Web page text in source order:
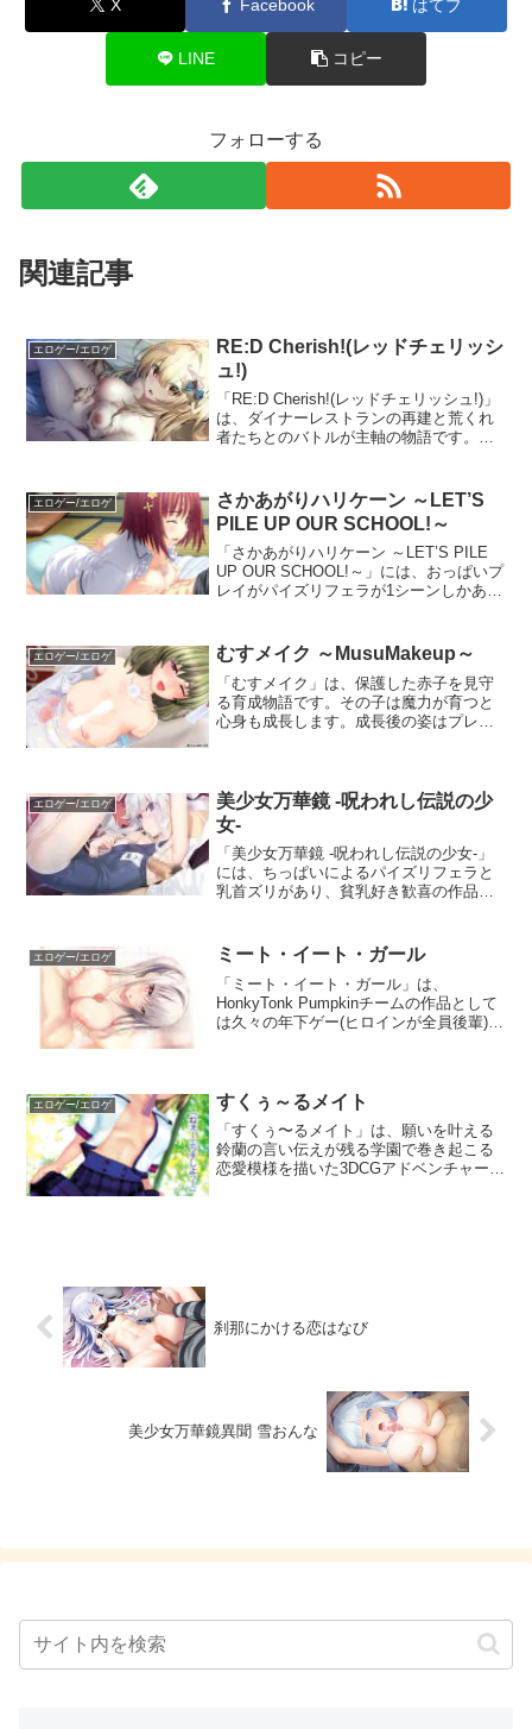
X Facebook はてブ
LINE コピー
フォローする
関連記事
エロゲー/エロゲ
RE:D Cherish!(レッドチェリッシ
ュ!)
「RE:D Cherish!(レッドチェリッシュ!)」
は、ダイナーレストランの再建と荒くれ
者たちとのバトルが主軸の物語です。過
戯で乳揉みしているシーンがあります。
エロゲー/エロゲ
さかあがりハリケーン ～LET’S
PILE UP OUR SCHOOL!～
「さかあがりハリケーン ～LET’S PILE
UP OUR SCHOOL!～」には、おっぱいプ
レイがパイズリフェラが1シーンしかあり
好評なのでそれを目当てにすると良いで
しょう。興味のある方は、終売前に確保
しておきましょう。
エロゲー/エロゲ むすメイク ～MusuMakeup～
「むすメイク」は、保護した赤子を見守
る育成物語です。その子は魔力が育つと
心身も成長します。成長後の姿はプレイ
ので、購入はお早めに！
エロゲー/エロゲ
美少女万華鏡 -呪われし伝説の少
女-
「美少女万華鏡 -呪われし伝説の少女-」
には、ちっぱいによるパイズリフェラと
乳首ズリがあり、貧乳好き歓喜の作品で
す！他のシーンも濃厚なので、巨乳好き
でも一度プレイしてみてほしい作品で
す。
エロゲー/エロゲ ミート・イート・ガール
「ミート・イート・ガール」は、
HonkyTonk Pumpkinチームの作品として
は久々の年下ゲー(ヒロインが全員後輩)で
どうぞ。
エロゲー/エロゲ すくぅ～るメイト
「すくぅ〜るメイト」は、願いを叶える
鈴蘭の言い伝えが残る学園で巻き起こる
恋愛模様を描いた3DCGアドベンチャーゲ
刹那にかける恋はなび
美少女万華鏡異聞 雪おんな